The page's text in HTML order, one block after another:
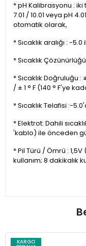
* pH Kalibrasyonu :
7.01 / 10.01 veya pH
otomatik olarak,
* Sıcaklık aralığı : -
* Sıcaklık Çözünürlüğü
* Sıcaklık Doğruluğu :
/ ± 1 ° F (140 ° F'ye
* Sıcaklık Telafisi :-
* Elektrot: Dahili
'kablo) ile önceden
* Pil Türü / Ömrü :
kullanım; 8 dakikalık
KARGO